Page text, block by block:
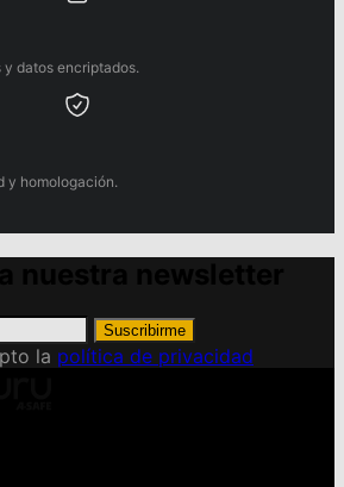
datos encriptados.
y homologación.
Suscribirme
la política de privacidad